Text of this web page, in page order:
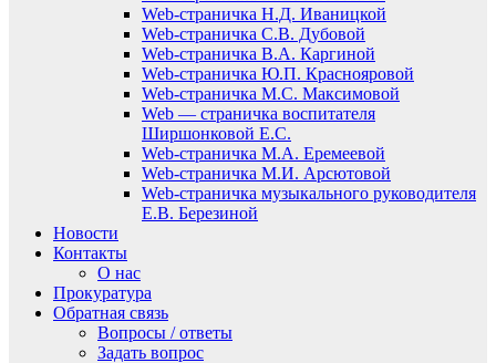
Web-страничка Н.Д. Иваницкой
Web-страничка С.В. Дубовой
Web-страничка В.А. Каргиной
Web-страничка Ю.П. Краснояровой
Web-страничка М.С. Максимовой
Web — страничка воспитателя
Ширшонковой Е.С.
Web-страничка М.А. Еремеевой
Web-страничка М.И. Арсютовой
Web-страничка музыкального руководителя
Е.В. Березиной
Новости
Контакты
О нас
Прокуратура
Обратная связь
Вопросы / ответы
Задать вопрос